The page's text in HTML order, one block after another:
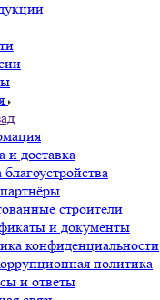
и доставка
строители
и документы
конфиденциальности
политика
и ответы